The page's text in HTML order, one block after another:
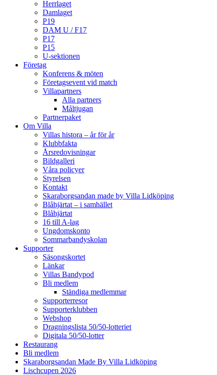
Herrlaget
Damlaget
P19
DAM U / F17
P17
P15
U-sektionen
Företag
Konferens & möten
Företagsevent vid match
Villapartners
Alla partners
Måltjugan
Partnerpaket
Om Villa
Villas histora – år för år
Klubbfakta
Årsredovisningar
Bildgalleri
Våra policyer
Styrelsen
Kontakt
Skaraborgsandan made by Villa Lidköping
Blåhjärtat – i samhället
Blåhjärtat
16 till A-lag
Ungdomskonto
Sommarbandyskolan
Supporter
Säsongskortet
Länkar
Villas Bandypod
Bli medlem
Ständiga medlemmar
Supporterresor
Supporterklubben
Webshop
Dragningslista 50/50-lotteriet
Digitala 50/50-lotter
Restaurang
Bli medlem
Skaraborgsandan Made By Villa Lidköping
Lischcupen 2026